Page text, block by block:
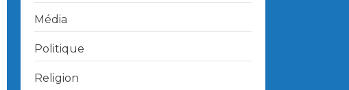
Média
Politique
Religion